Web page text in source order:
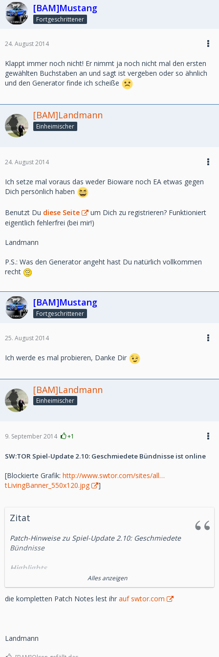
[BAM]Mustang
Fortgeschrittener
24. August 2014
Klappt immer noch nicht! Er nimmt ja noch nicht mal den ersten
gewählten Buchstaben an und sagt ist vergeben oder so ähnlich
und den Generator finde ich scheiße
[BAM]Landmann
Einheimischer
24. August 2014
Ich setze mal voraus das weder Bioware noch EA etwas gegen
Dich persönlich haben
Benutzt Du diese Seite
um Dich zu registrieren? Funktioniert
eigentlich fehlerfrei (bei mir!)
Landmann
P.S.: Was den Generator angeht hast Du natürlich vollkommen
recht
[BAM]Mustang
Fortgeschrittener
25. August 2014
Ich werde es mal probieren, Danke Dir
[BAM]Landmann
Einheimischer
9. September 2014 +1
SW:TOR Spiel-Update 2.10: Geschmiedete Bündnisse ist online
[Blockierte Grafik: http://www.swtor.com/sites/all…
tLivingBanner_550x120.jpg
]
Zitat
Patch-Hinweise zu Spiel-Update 2.10: Geschmiedete
Bündnisse
Highlights
Neuer Flashpoint:Vermächtnis der Rakata!
Die Geschichte von Geschmiedete Bündnisse findet in
Rakata Prime ihren Höhepunkt.
Alles anzeigen
die kompletten Patch Notes lest ihr auf swtor.com
Landmann